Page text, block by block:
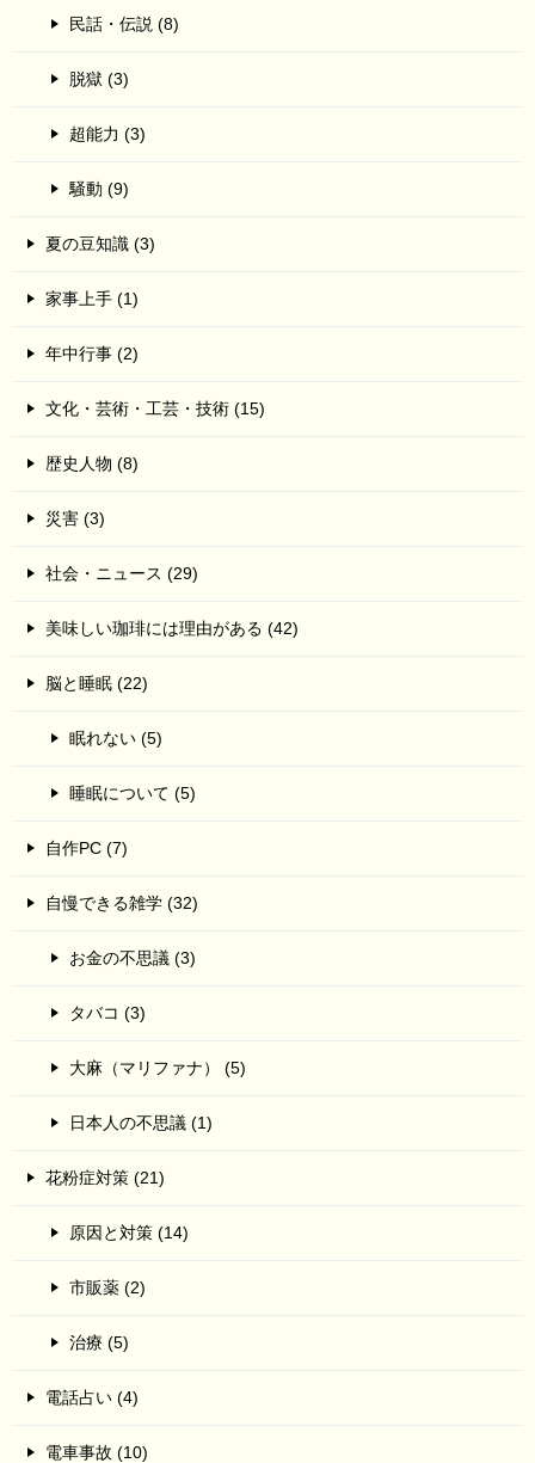
民話・伝説 (8)
脱獄 (3)
超能力 (3)
騒動 (9)
夏の豆知識 (3)
家事上手 (1)
年中行事 (2)
文化・芸術・工芸・技術 (15)
歴史人物 (8)
災害 (3)
社会・ニュース (29)
美味しい珈琲には理由がある (42)
脳と睡眠 (22)
眠れない (5)
睡眠について (5)
自作PC (7)
自慢できる雑学 (32)
お金の不思議 (3)
タバコ (3)
大麻（マリファナ） (5)
日本人の不思議 (1)
花粉症対策 (21)
原因と対策 (14)
市販薬 (2)
治療 (5)
電話占い (4)
電車事故 (10)